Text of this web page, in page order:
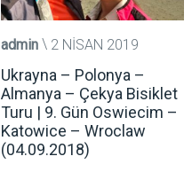
admin 2 NISAN 2019
Ukrayna – Polonya –
Almanya – Çekya Bisiklet
Turu | 9. Gün Oswiecim –
Katowice – Wroclaw
(04.09.2018)